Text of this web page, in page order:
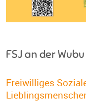
FSJ an der Wubu
Freiwilliges